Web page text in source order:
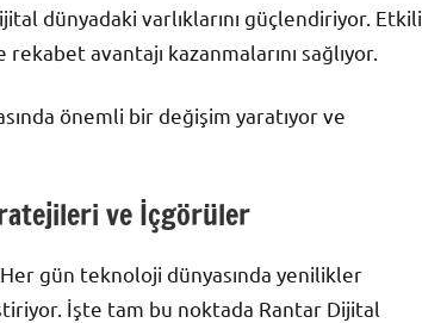
dünyadaki varlıklarını güçlendiriyor. Etkili
avantajı kazanmalarını sağlıyor.
önemli bir değişim yaratıyor ve
ve İçgörüler
gün teknoloji dünyasında yenilikler
İşte tam bu noktada Rantar Dijital